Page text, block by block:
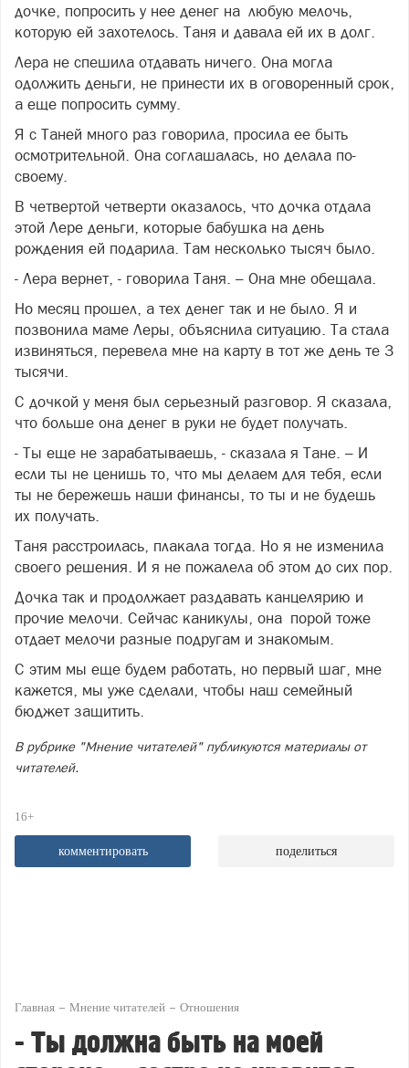
дочке, попросить у нее денег на любую мелочь,
которую ей захотелось. Таня и давала ей их в долг.
Лера не спешила отдавать ничего. Она могла
одолжить деньги, не принести их в оговоренный срок,
а еще попросить сумму.
Я с Таней много раз говорила, просила ее быть
осмотрительной. Она соглашалась, но делала по-
своему.
В четвертой четверти оказалось, что дочка отдала
этой Лере деньги, которые бабушка на день
рождения ей подарила. Там несколько тысяч было.
- Лера вернет, - говорила Таня. – Она мне обещала.
Но месяц прошел, а тех денег так и не было. Я и
позвонила маме Леры, объяснила ситуацию. Та стала
извиняться, перевела мне на карту в тот же день те 3
тысячи.
С дочкой у меня был серьезный разговор. Я сказала,
что больше она денег в руки не будет получать.
- Ты еще не зарабатываешь, - сказала я Тане. – И
если ты не ценишь то, что мы делаем для тебя, если
ты не бережешь наши финансы, то ты и не будешь
их получать.
Таня расстроилась, плакала тогда. Но я не изменила
своего решения. И я не пожалела об этом до сих пор.
Дочка так и продолжает раздавать канцелярию и
прочие мелочи. Сейчас каникулы, она порой тоже
отдает мелочи разные подругам и знакомым.
С этим мы еще будем работать, но первый шаг, мне
кажется, мы уже сделали, чтобы наш семейный
бюджет защитить.
В рубрике "Мнение читателей" публикуются материалы от
читателей.
16+
комментировать поделиться
Главная Мнение читателей Отношения
- Ты должна быть на моей